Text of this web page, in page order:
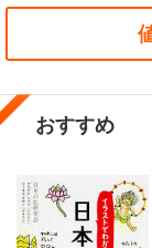
おすすめ